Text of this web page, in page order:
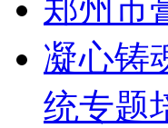
郑州市
凝心铸
统专题